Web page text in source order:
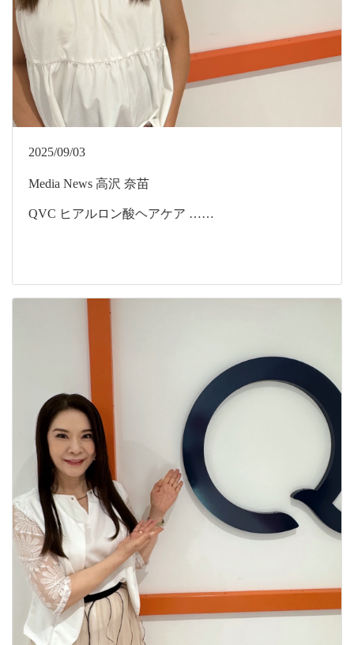
2025/09/03
Media News 高沢 奈苗
QVC ヒアルロン酸ヘアケア ……